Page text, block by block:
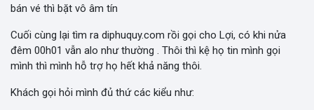
bán vé thì bặt vô âm tín
Cuối cùng lại tìm ra diphuquy.com rồi gọi cho Lợi, có khi nửa
đêm 00h01 vẫn alo như thường . Thôi thì kệ họ tin mình gọi
mình thì mình hỗ trợ họ hết khả năng thôi.
Khách gọi hỏi mình đủ thứ các kiểu như: